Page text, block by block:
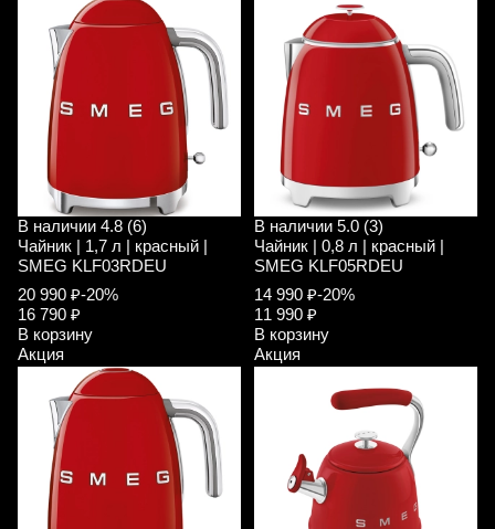
В наличии 4.8 (6)
Чайник | 1,7 л | красный |
SMEG KLF03RDEU
20 990 ₽-20%
16 790 ₽
В корзину
Акция
В наличии 5.0 (3)
Чайник | 0,8 л | красный |
SMEG KLF05RDEU
14 990 ₽-20%
11 990 ₽
В корзину
Акция